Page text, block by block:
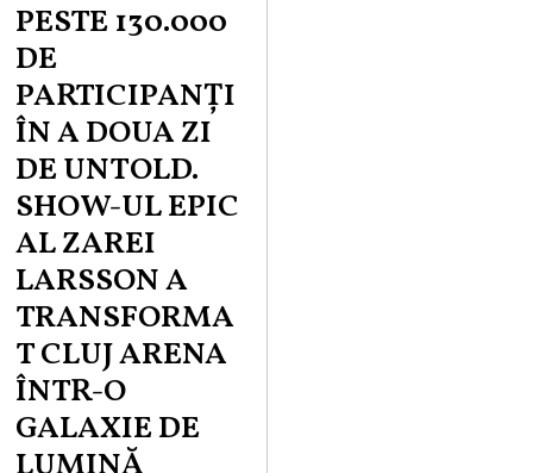
PESTE 130.000
DE
PARTICIPANȚI
ÎN A DOUA ZI
DE UNTOLD.
SHOW-UL EPIC
AL ZAREI
LARSSON A
TRANSFORMA
T CLUJ ARENA
ÎNTR-O
GALAXIE DE